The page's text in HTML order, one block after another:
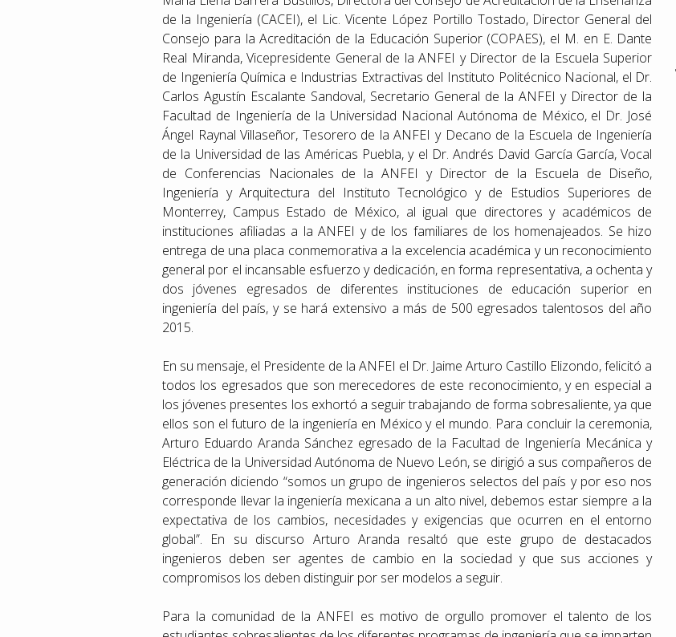
de la Ingeniería (CACEI), el Lic. Vicente López Portillo Tostado, Director General del
Consejo para la Acreditación de la Educación Superior (COPAES), el M. en E. Dante
Real Miranda, Vicepresidente General de la ANFEI y Director de la Escuela Superior
de Ingeniería Química e Industrias Extractivas del Instituto Politécnico Nacional, el Dr.
Carlos Agustín Escalante Sandoval, Secretario General de la ANFEI y Director de la
Facultad de Ingeniería de la Universidad Nacional Autónoma de México, el Dr. José
Ángel Raynal Villaseñor, Tesorero de la ANFEI y Decano de la Escuela de Ingeniería
de la Universidad de las Américas Puebla, y el Dr. Andrés David García García, Vocal
de Conferencias Nacionales de la ANFEI y Director de la Escuela de Diseño,
Ingeniería y Arquitectura del Instituto Tecnológico y de Estudios Superiores de
Monterrey, Campus Estado de México, al igual que directores y académicos de
instituciones afiliadas a la ANFEI y de los familiares de los homenajeados. Se hizo
entrega de una placa conmemorativa a la excelencia académica y un reconocimiento
general por el incansable esfuerzo y dedicación, en forma representativa, a ochenta y
dos jóvenes egresados de diferentes instituciones de educación superior en
ingeniería del país, y se hará extensivo a más de 500 egresados talentosos del año
2015.
En su mensaje, el Presidente de la ANFEI el Dr. Jaime Arturo Castillo Elizondo, felicitó a
todos los egresados que son merecedores de este reconocimiento, y en especial a
los jóvenes presentes los exhortó a seguir trabajando de forma sobresaliente, ya que
ellos son el futuro de la ingeniería en México y el mundo. Para concluir la ceremonia,
Arturo Eduardo Aranda Sánchez egresado de la Facultad de Ingeniería Mecánica y
Eléctrica de la Universidad Autónoma de Nuevo León, se dirigió a sus compañeros de
generación diciendo “somos un grupo de ingenieros selectos del país y por eso nos
corresponde llevar la ingeniería mexicana a un alto nivel, debemos estar siempre a la
expectativa de los cambios, necesidades y exigencias que ocurren en el entorno
global”. En su discurso Arturo Aranda resaltó que este grupo de destacados
ingenieros deben ser agentes de cambio en la sociedad y que sus acciones y
compromisos los deben distinguir por ser modelos a seguir.
Para la comunidad de la ANFEI es motivo de orgullo promover el talento de los